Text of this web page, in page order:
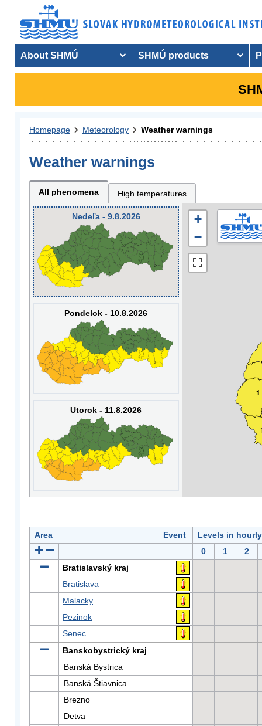
About SHMÚ SHMÚ products
Homepage Meteorology Weather warnings
Weather warnings
All phenomena High temperatures
Nedeľa - 9.8.2026
Pondelok - 10.8.2026
Utorok - 11.8.2026
1
+
−
Area Event
Levels in
0
1
2
Bratislavský kraj
Bratislava
Malacky
Pezinok
Senec
Banskobystrický kraj
Banská Bystrica
Banská Štiavnica
Brezno
Detva